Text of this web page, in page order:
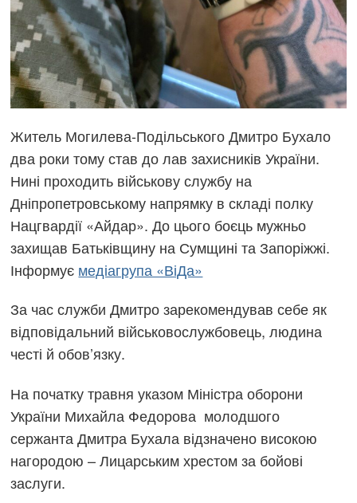
Житель Могилева-Подільського Дмитро Бухало
два роки тому став до лав захисників України.
Нині проходить військову службу на
Дніпропетровському напрямку в складі полку
Нацгвардії «Айдар». До цього боєць мужньо
захищав Батьківщину на Сумщині та Запоріжжі.
Інформує медіагрупа «ВіДа»
За час служби Дмитро зарекомендував себе як
відповідальний військовослужбовець, людина
честі й обов’язку.
На початку травня указом Міністра оборони
України Михайла Федорова молодшого
сержанта Дмитра Бухала відзначено високою
нагородою – Лицарським хрестом за бойові
заслуги.